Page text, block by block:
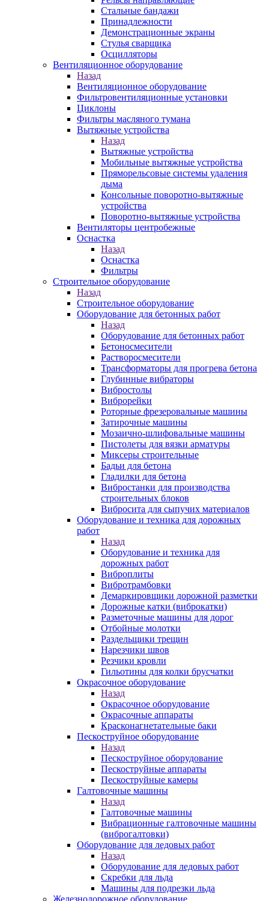
Стальные бандажи
Принадлежности
Демонстрационные экраны
Стулья сварщика
Осцилляторы
Вентиляционное оборудование
Назад
Вентиляционное оборудование
Фильтровентиляционные установки
Циклоны
Фильтры масляного тумана
Вытяжные устройства
Назад
Вытяжные устройства
Мобильные вытяжные устройства
Пряморельсовые системы удаления
дыма
Консольные поворотно-вытяжные
устройства
Поворотно-вытяжные устройства
Вентиляторы центробежные
Оснастка
Назад
Оснастка
Фильтры
Строительное оборудование
Назад
Строительное оборудование
Оборудование для бетонных работ
Назад
Оборудование для бетонных работ
Бетоносмесители
Растворосмесители
Трансформаторы для прогрева бетона
Глубинные вибраторы
Вибростолы
Виброрейки
Роторные фрезеровальные машины
Затирочные машины
Мозаично-шлифовальные машины
Пистолеты для вязки арматуры
Миксеры строительные
Бадьи для бетона
Гладилки для бетона
Вибростанки для производства
строительных блоков
Вибросита для сыпучих материалов
Оборудование и техника для дорожных
работ
Назад
Оборудование и техника для
дорожных работ
Виброплиты
Вибротрамбовки
Демаркировщики дорожной разметки
Дорожные катки (виброкатки)
Разметочные машины для дорог
Отбойные молотки
Раздельщики трещин
Нарезчики швов
Резчики кровли
Гильотины для колки брусчатки
Окрасочное оборудование
Назад
Окрасочное оборудование
Окрасочные аппараты
Красконагнетательные баки
Пескоструйное оборудование
Назад
Пескоструйное оборудование
Пескоструйные аппараты
Пескоструйные камеры
Галтовочные машины
Назад
Галтовочные машины
Вибрационные галтовочные машины
(виброгалтовки)
Оборудование для ледовых работ
Назад
Оборудование для ледовых работ
Скребки для льда
Машины для подрезки льда
Железнодорожное оборудование